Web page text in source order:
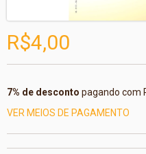
R$4,00
7% de desconto pagando com
VER MEIOS DE PAGAMENTO